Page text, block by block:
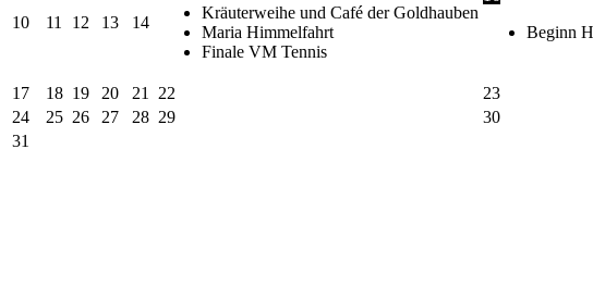
10 11 12 13 14
Kräuterweihe und Café der Goldhauben
Maria Himmelfahrt
Finale VM Tennis
Beginn
17 18 19 20 21 22
23
24
25 26 27 28 29
30
31